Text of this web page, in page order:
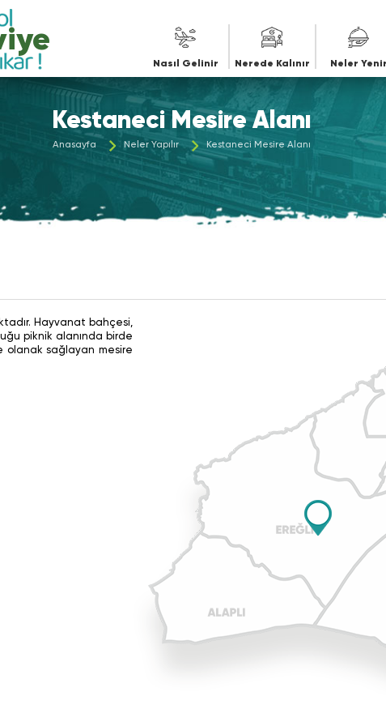
Nasıl Gelinir Nerede Kalınır Neler Yenir
Kestaneci Mesire Alanı
Anasayfa Neler Yapılır Kestaneci Mesire Alanı
Hayvanat bahçesi,
piknik alanında birde
olanak sağlayan mesire